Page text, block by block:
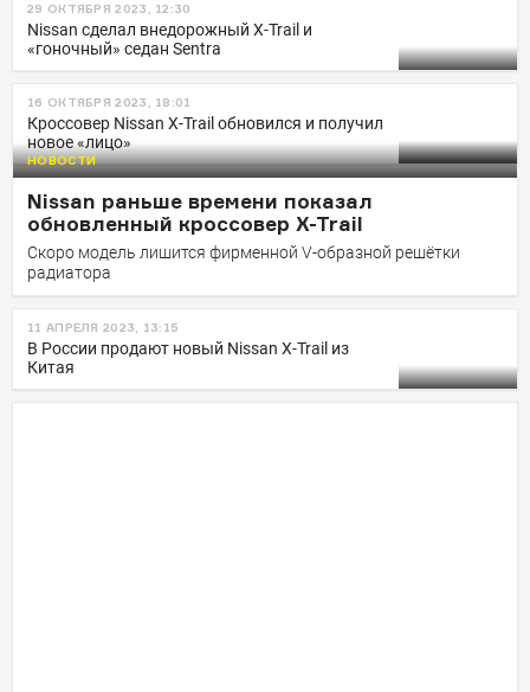
29 ОКТЯБРЯ 2023, 12:30
Nissan сделал внедорожный X-Trail и
«гоночный» седан Sentra
16 ОКТЯБРЯ 2023, 18:01
Кроссовер Nissan X-Trail обновился и получил
новое «лицо»
НОВОСТИ
Nissan раньше времени показал
обновленный кроссовер X-Trail
Скоро модель лишится фирменной V-образной решётки
радиатора
11 АПРЕЛЯ 2023, 13:15
В России продают новый Nissan X-Trail из
Китая